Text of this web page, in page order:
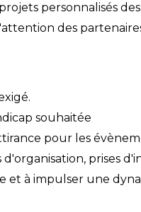
personnalisés
des
souhaitée
pour les
prises
et à impulser une